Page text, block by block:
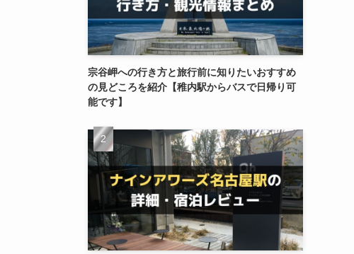
宗谷岬への行き方と旅行前に知りたいおすすめ
の見どころを紹介【稚内駅からバスで日帰り可
能です】